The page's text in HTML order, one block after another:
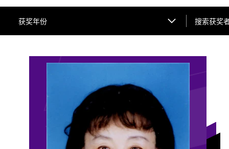
获奖年份
搜索获奖者